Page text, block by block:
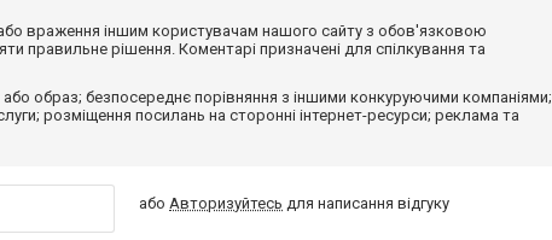
враження іншим користувачам нашого сайту з обов'язковою
правильне рішення. Коментарі призначені для спілкування та
образ; безпосереднє порівняння з іншими конкуруючими компаніями;
розміщення посилань на сторонні інтернет-ресурси; реклама та
або Авторизуйтесь для написання відгуку